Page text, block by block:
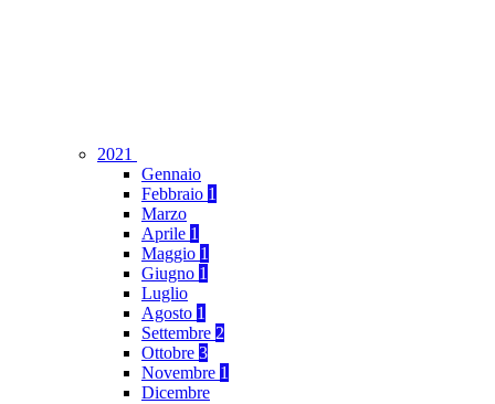
2021
Gennaio
Febbraio 1
Marzo
Aprile 1
Maggio 1
Giugno 1
Luglio
Agosto 1
Settembre 2
Ottobre 3
Novembre 1
Dicembre